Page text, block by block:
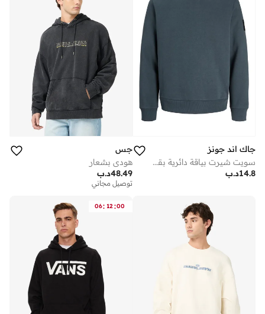
جاك اند جونز
سويت شيرت بياقة دائرية بقصة عادية
د.ب14.8
جس
هودي بشعار
د.ب48.49
توصيل مجاني
06: 12 :00